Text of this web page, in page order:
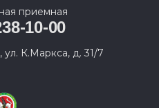
приемная
10-00
ул. К.Маркса, д. 31/7